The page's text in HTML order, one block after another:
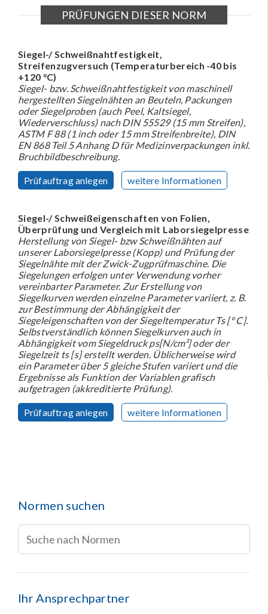
PRÜFUNGEN DIESER NORM
Siegel-/ Schweißnahtfestigkeit,
Streifenzugversuch (Temperaturbereich -40 bis
+120 °C)
Siegel- bzw. Schweißnahtfestigkeit von maschinell
hergestellten Siegelnähten an Beuteln, Packungen
oder Siegelproben (auch Peel, Kaltsiegel,
Wiederverschluss) nach DIN 55529 (15 mm Streifen),
ASTM F 88 (1 inch oder 15 mm Streifenbreite), DIN
EN 868 Teil 5 Anhang D für Medizinverpackungen inkl.
Bruchbildbeschreibung.
Prüfauftrag anlegen weitere Informationen
Siegel-/ Schweißeigenschaften von Folien,
Überprüfung und Vergleich mit Laborsiegelpresse
Herstellung von Siegel- bzw Schweißnähten auf
unserer Laborsiegelpresse (Kopp) und Prüfung der
Siegelnähte mit der Zwick-Zugprüfmaschine. Die
Siegelungen erfolgen unter Verwendung vorher
vereinbarter Parameter. Zur Erstellung von
Siegelkurven werden einzelne Parameter variiert, z. B.
zur Bestimmung der Abhängigkeit der
Siegeleigenschaften von der Siegeltemperatur Ts [° C].
Selbstverständlich können Siegelkurven auch in
Abhängigkeit vom Siegeldruck ps[N/cm²] oder der
Siegelzeit ts [s] erstellt werden. Üblicherweise wird
ein Parameter über 5 gleiche Stufen variiert und die
Ergebnisse als Funktion der Variablen grafisch
aufgetragen (akkreditierte Prüfung).
Prüfauftrag anlegen weitere Informationen
Normen suchen
Ihr Ansprechpartner